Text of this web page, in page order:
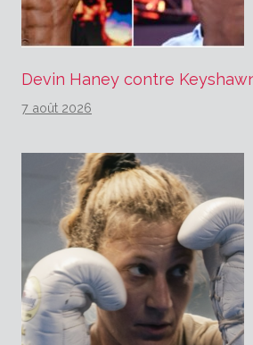
Devin Haney contre
7 août 2026